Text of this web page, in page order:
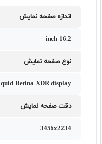
اندازه صفحه نمایش
16.2 inch
نوع صفحه نمایش
Retina XDR display
دقت صفحه نمایش
3456x2234